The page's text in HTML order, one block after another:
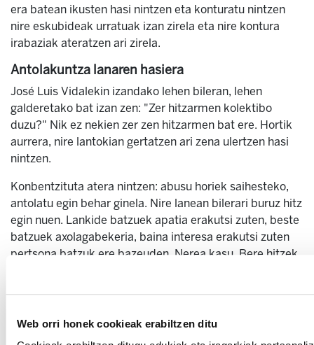
Web orri honek cookieak erabiltzen ditu
era batean ikusten hasi nintzen eta konturatu nintzen
nire eskubideak urratuak izan zirela eta nire kontura
irabaziak ateratzen ari zirela.
Antolakuntza lanaren hasiera
José Luis Vidalekin izandako lehen bileran, lehen
galderetako bat izan zen: "Zer hitzarmen kolektibo
duzu?" Nik ez nekien zer zen hitzarmen bat ere. Hortik
aurrera, nire lantokian gertatzen ari zena ulertzen hasi
nintzen.
Konbentzituta atera nintzen: abusu horiek saihesteko,
antolatu egin behar ginela. Nire lanean bilerari buruz hitz
egin nuen. Lankide batzuek apatia erakutsi zuten, beste
batzuek axolagabekeria, baina interesa erakutsi zuten
pertsona batzuk ere bazeuden, Nerea kasu. Bere hitzek
hobekuntza